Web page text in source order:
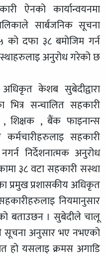
ऐनको कार्यान्वयनमा
सार्बजनिक सूचना
को दफा ३८ बमोजिम गर्न
अनुरोध गरेको छ
केशब सुबेदीद्वारा
भित्र सन्चालित सहकारी
, शिक्षक , बैंक फाइनान्स
सहकारी
निर्देशनात्मक अनुरोध
३८ वटा सहकारी सस्था
प्रमुख प्रशासकीय अधिकृत
नियमानुसार
बताउछन । सुबेदीले चालू
सूचना अनुसार भए नभएको
हो यसलाइ क्रमस अगाडि